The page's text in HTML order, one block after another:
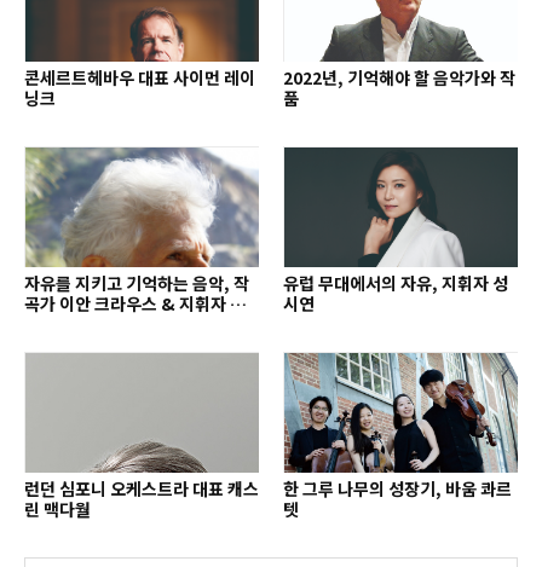
콘세르트헤바우 대표 사이먼 레이
닝크
2022년, 기억해야 할 음악가와 작
품
자유를 지키고 기억하는 음악, 작
곡가 이안 크라우스 & 지휘자 배
유럽 무대에서의 자유, 지휘자 성
시연
런던 심포니 오케스트라 대표 캐스
린 맥다월
한 그루 나무의 성장기, 바움 콰르
텟